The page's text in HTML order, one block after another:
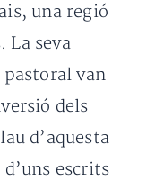
una regió
La seva
van
dels
d’aquesta
escrits